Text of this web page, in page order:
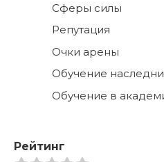
Сферы силы
Репутация
Очки арены
Обучение
Обучение в
Рейтинг